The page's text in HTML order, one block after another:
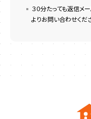
３０分たっても返信メ
よりお問い合わせくだ